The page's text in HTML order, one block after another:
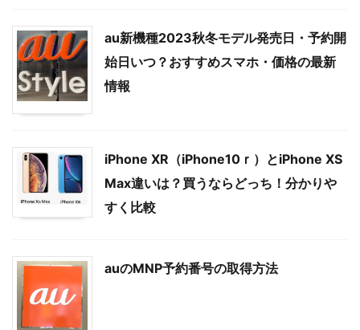
au新機種2023秋冬モデル発売日・予約開
始日いつ？おすすめスマホ・価格の最新
情報
iPhone XR（iPhone10ｒ）とiPhone XS
Max違いは？買うならどっち！分かりや
すく比較
auのMNP予約番号の取得方法